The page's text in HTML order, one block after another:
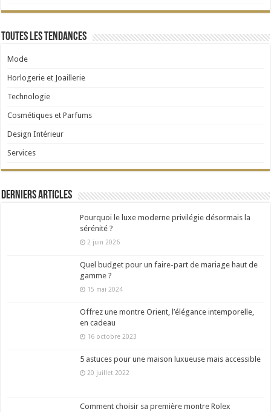
Toutes les tendances
Mode
Horlogerie et Joaillerie
Technologie
Cosmétiques et Parfums
Design Intérieur
Services
Derniers articles
Pourquoi le luxe moderne privilégie désormais la
sérénité ?
2 juin 2026
Quel budget pour un faire-part de mariage haut de
gamme ?
15 mai 2024
Offrez une montre Orient, l’élégance intemporelle,
en cadeau
16 octobre 2023
5 astuces pour une maison luxueuse mais accessible
20 juillet 2022
Comment choisir sa première montre Rolex